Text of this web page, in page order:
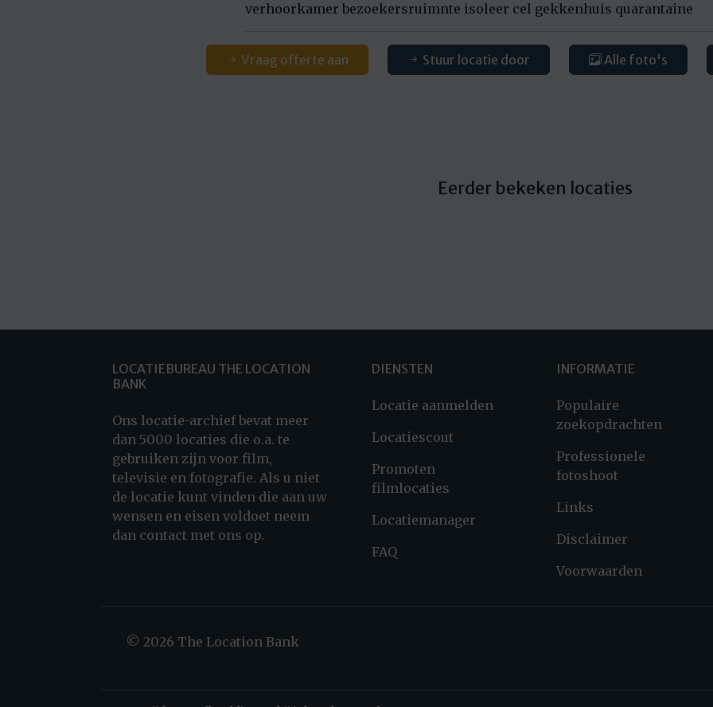
verhoorkamer bezoekersruimnte isoleer cel gekkenhuis quarantaine
Vraag offerte aan Stuur locatie door Alle foto's
Eerder bekeken locaties
LOCATIEBUREAU THE LOCATION
BANK
Ons locatie-archief bevat meer
dan 5000 locaties die o.a. te
gebruiken zijn voor film,
televisie en fotografie. Als u niet
de locatie kunt vinden die aan uw
wensen en eisen voldoet neem
dan contact met ons op.
DIENSTEN
Locatie aanmelden
Locatiescout
Promoten
filmlocaties
Locatiemanager
FAQ
INFORMATIE
Populaire
zoekopdrachten
Professionele
fotoshoot
Links
Disclaimer
Voorwaarden
© 2026 The Location Bank